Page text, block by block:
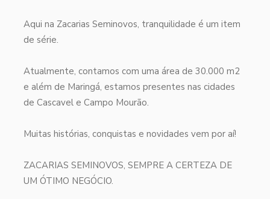
Aqui na Zacarias Seminovos, tranquilidade é um item
de série.
Atualmente, contamos com uma área de 30.000 m2
e além de Maringá, estamos presentes nas cidades
de Cascavel e Campo Mourão.
Muitas histórias, conquistas e novidades vem por aí!
ZACARIAS SEMINOVOS, SEMPRE A CERTEZA DE
UM ÓTIMO NEGÓCIO.